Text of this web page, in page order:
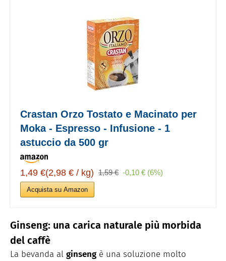
Crastan Orzo Tostato e Macinato per
Moka - Espresso - Infusione - 1
astuccio da 500 gr
1,49 €(2,98 € / kg) 1,59 € -0,10 € (6%)
Acquista su Amazon
Ginseng: una carica naturale più morbida
del caffè
La bevanda al ginsengè una soluzione molto